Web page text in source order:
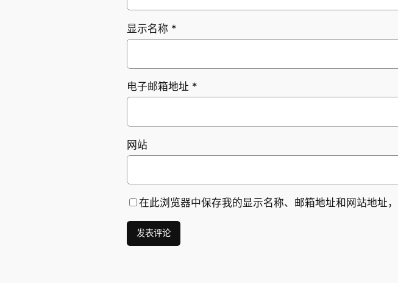
显示名称 *
电子邮箱地址 *
网站
在此浏览器中保存我的显示名称、邮箱地址和网站地址